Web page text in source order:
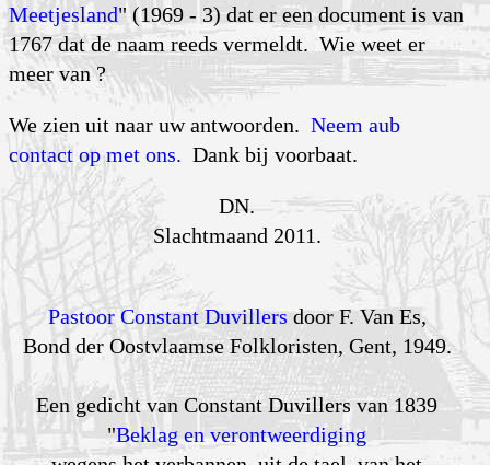
Meetjesland" (1969 - 3) dat er een document is van
1767 dat de naam reeds vermeldt. Wie weet er
meer van ?
We zien uit naar uw antwoorden. Neem aub
contact op met ons. Dank bij voorbaat.
DN.
Slachtmaand 2011.
Pastoor Constant Duvillersdoor F. Van Es,
Bond der Oostvlaamse Folkloristen, Gent, 1949.
Een gedicht van Constant Duvillers van 1839
"Beklag en verontweerdiging